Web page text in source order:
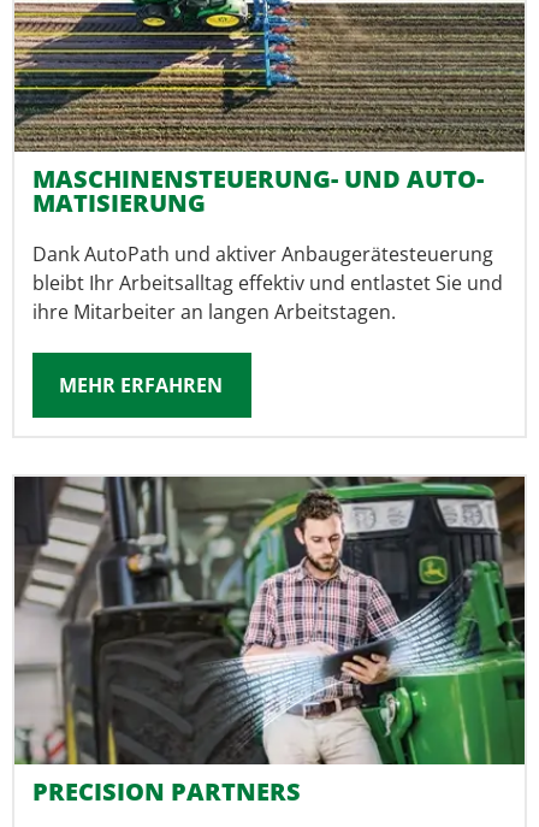
MASCHINEN­STEUE­RUNG- UND AUTO­
MATISIERUNG
Dank AutoPath und aktiver Anbau­geräte­steuerung
bleibt Ihr Arbeitsalltag effektiv und entlastet Sie und
ihre Mitarbeiter an langen Arbeitstagen.
MEHR ERFAHREN
PRECISION PARTNERS